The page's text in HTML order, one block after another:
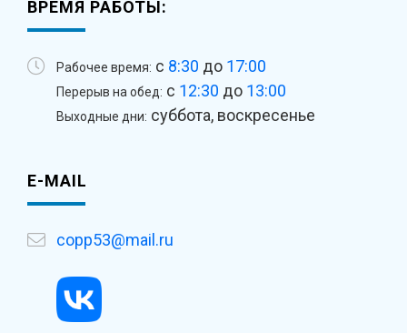
ВРЕМЯ РАБОТЫ:
Рабочее время: с 8:30 до 17:00
Перерыв на обед: с 12:30 до 13:00
Выходные дни: суббота, воскресенье
E-MAIL
copp53@mail.ru